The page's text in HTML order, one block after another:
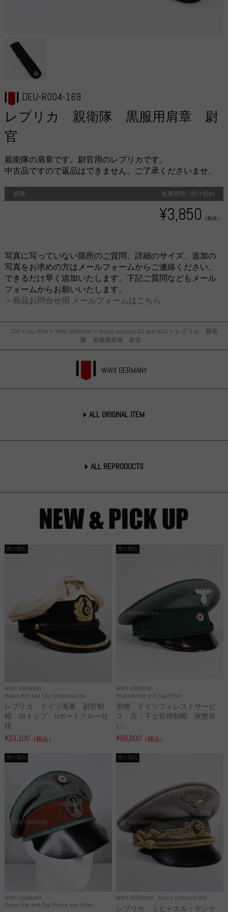
TOP> ALL ITEM > WWII GERMANY> Repro Insignia SS and WSS > レプリカ 親衛
隊 黒服用肩章 尉官
WWII GERMANY
ALL ORIGINAL ITEM
ALL REPRODUCTS
DEU-R004-169
レプリカ 親衛隊 黒服用肩章 尉
官
親衛隊の肩章です。尉官用のレプリカです。
中古品ですので返品はできません。ご了承くださいませ。
肩章 在庫状態 : 売り切れ
¥3,850 （税込）
写真に写っていない箇所のご質問、詳細のサイズ、追加の
写真をお求めの方はメールフォームからご連絡ください。
できるだけ早く追加いたします。下記ご質問などもメール
フォームからお願いいたします。
＞商品お問合せ用 メールフォームはこちら
WWII GERMANY
Repro Hat and Cap Kriegsmarine
売り切れ
レプリカ ドイツ海軍 尉官制
帽 白トップ Uボートクルー仕
様
¥23,100 （税込）
WWII GERMANY
Original Hat and Cap Other
売り切れ
実物 ドイツフォレストサービ
ス 兵・下士官用制帽 状態良
い...
¥99,000 （税込）
WWII GERMANY
Repro Hat and Cap Police and other
売り切れ
WWII GERMANY Repro Uniforms WH
売り切れ
レプリカ ミヒャエル・ヤンケ